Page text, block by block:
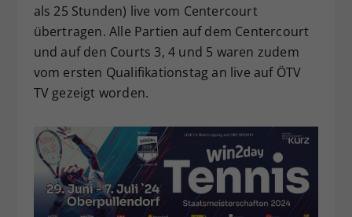
als 25 Stunden) live vom Centercourt
übertragen. Alle Partien auf dem Centercourt
und auf den Courts 3, 4 und 5 waren zudem
vom ersten Qualifikationstag an live auf ÖTV
TV gezeigt worden.